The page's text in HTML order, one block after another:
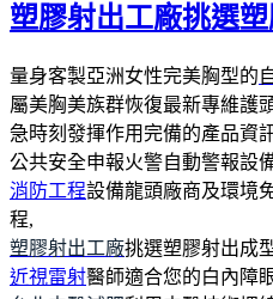
於
塑膠射出工廠挑選
量身客製亞洲女性完美胸型的
屬美胸美族群恢復最新專維護
急時刻發揮作用完備的產品資
公共安全申報火警自動警報設
消防工程設備龍頭廠商及環境
程,
塑膠射出工廠挑選塑膠射出成
近視雷射醫師適合您的白內障